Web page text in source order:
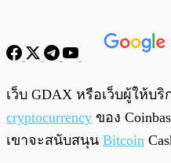
เว็บ GDAX หรือเว็บผู้ให้บ
cryptocurrency ของ
เขาจะสนับสนุน Bitcoin